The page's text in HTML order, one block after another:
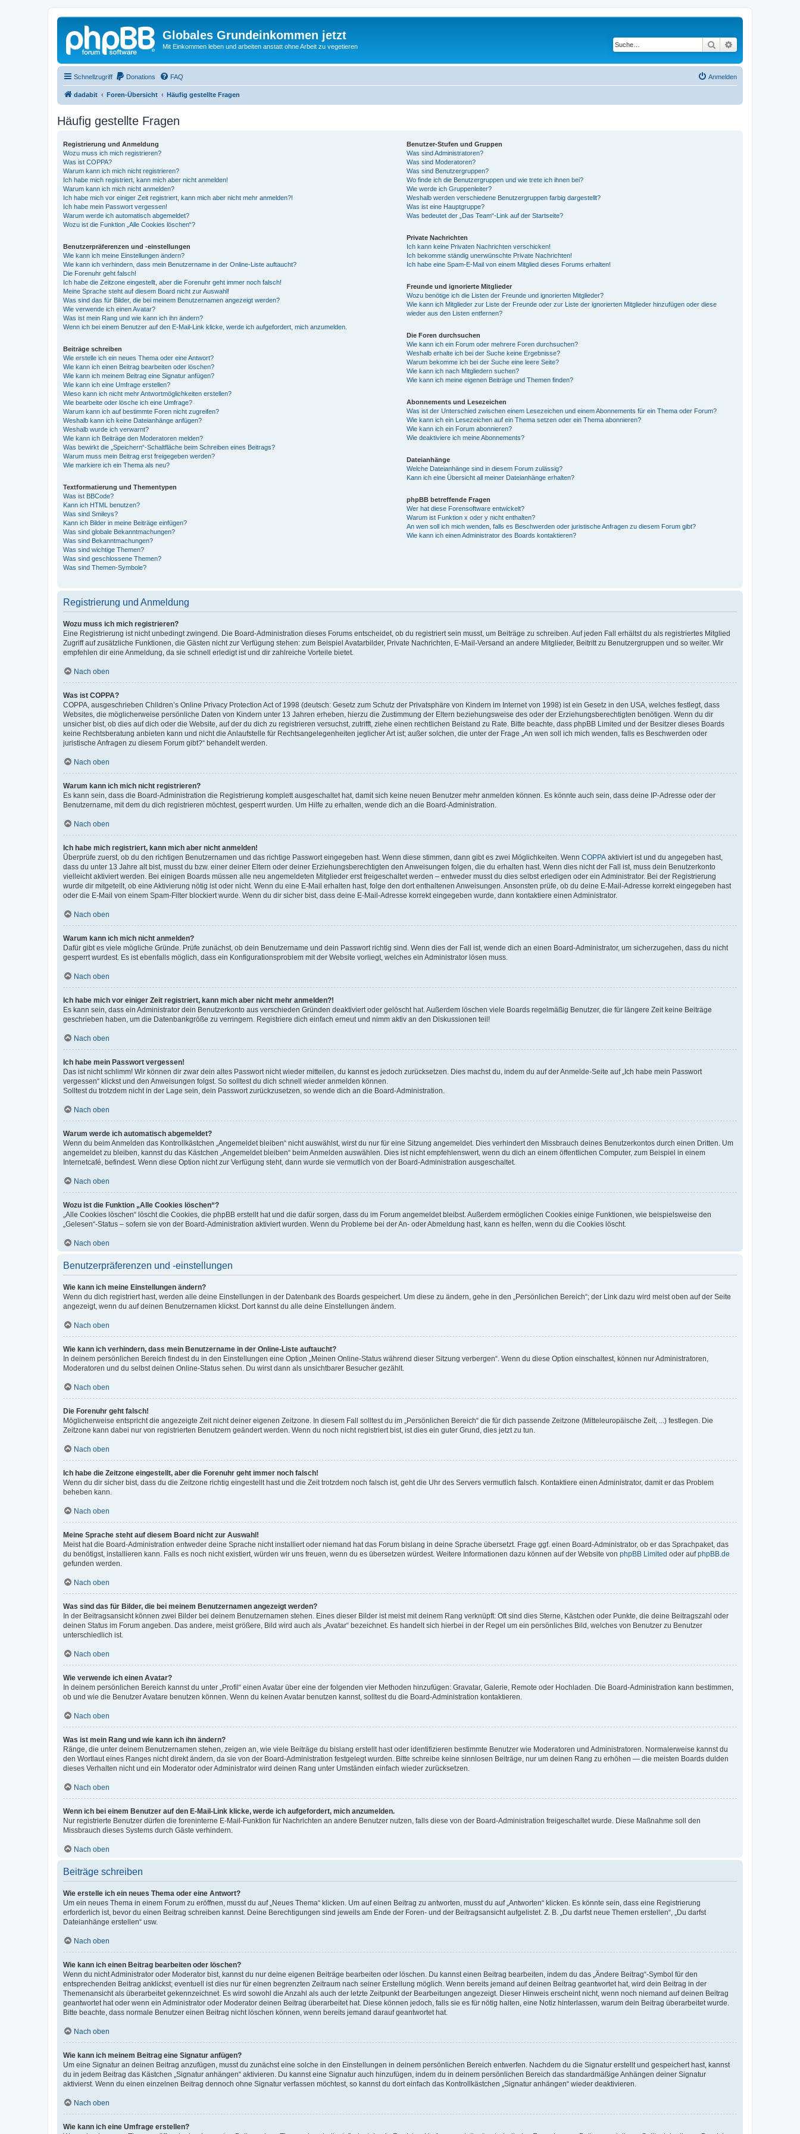
Globales Grundeinkommen jetzt
Mit Einkommen leben und arbeiten anstatt ohne Arbeit zu vegetieren Suche
Schnellzugriff Donations FAQ Anmelden
dadabit Foren-Übersicht Häufig gestellte Fragen
Häufig gestellte Fragen
Registrierung und Anmeldung
Wozu muss ich mich registrieren?
Was ist COPPA?
Warum kann ich mich nicht registrieren?
Ich habe mich registriert, kann mich aber nicht anmelden!
Warum kann ich mich nicht anmelden?
Ich habe mich vor einiger Zeit registriert, kann mich aber nicht mehr anmelden?!
Ich habe mein Passwort vergessen!
Warum werde ich automatisch abgemeldet?
Wozu ist die Funktion „Alle Cookies löschen“?
Benutzerpräferenzen und -einstellungen
Wie kann ich meine Einstellungen ändern?
Wie kann ich verhindern, dass mein Benutzername in der Online-Liste auftaucht?
Die Forenuhr geht falsch!
Ich habe die Zeitzone eingestellt, aber die Forenuhr geht immer noch falsch!
Meine Sprache steht auf diesem Board nicht zur Auswahl!
Was sind das für Bilder, die bei meinem Benutzernamen angezeigt werden?
Wie verwende ich einen Avatar?
Was ist mein Rang und wie kann ich ihn ändern?
Wenn ich bei einem Benutzer auf den E-Mail-Link klicke, werde ich aufgefordert, mich anzumelden.
Beiträge schreiben
Wie erstelle ich ein neues Thema oder eine Antwort?
Wie kann ich einen Beitrag bearbeiten oder löschen?
Wie kann ich meinem Beitrag eine Signatur anfügen?
Wie kann ich eine Umfrage erstellen?
Wieso kann ich nicht mehr Antwortmöglichkeiten erstellen?
Wie bearbeite oder lösche ich eine Umfrage?
Warum kann ich auf bestimmte Foren nicht zugreifen?
Weshalb kann ich keine Dateianhänge anfügen?
Weshalb wurde ich verwarnt?
Wie kann ich Beiträge den Moderatoren melden?
Was bewirkt die „Speichern“-Schaltfläche beim Schreiben eines Beitrags?
Warum muss mein Beitrag erst freigegeben werden?
Wie markiere ich ein Thema als neu?
Textformatierung und Thementypen
Was ist BBCode?
Kann ich HTML benutzen?
Was sind Smileys?
Kann ich Bilder in meine Beiträge einfügen?
Was sind globale Bekanntmachungen?
Was sind Bekanntmachungen?
Was sind wichtige Themen?
Was sind geschlossene Themen?
Was sind Themen-Symbole?
Benutzer-Stufen und Gruppen
Was sind Administratoren?
Was sind Moderatoren?
Was sind Benutzergruppen?
Wo finde ich die Benutzergruppen und wie trete ich ihnen bei?
Wie werde ich Gruppenleiter?
Weshalb werden verschiedene Benutzergruppen farbig dargestellt?
Was ist eine Hauptgruppe?
Was bedeutet der „Das Team“-Link auf der Startseite?
Private Nachrichten
Ich kann keine Privaten Nachrichten verschicken!
Ich bekomme ständig unerwünschte Private Nachrichten!
Ich habe eine Spam-E-Mail von einem Mitglied dieses Forums erhalten!
Freunde und ignorierte Mitglieder
Wozu benötige ich die Listen der Freunde und ignorierten Mitglieder?
Wie kann ich Mitglieder zur Liste der Freunde oder zur Liste der ignorierten Mitglieder hinzufügen oder diese
wieder aus den Listen entfernen?
Die Foren durchsuchen
Wie kann ich ein Forum oder mehrere Foren durchsuchen?
Weshalb erhalte ich bei der Suche keine Ergebnisse?
Warum bekomme ich bei der Suche eine leere Seite?
Wie kann ich nach Mitgliedern suchen?
Wie kann ich meine eigenen Beiträge und Themen finden?
Abonnements und Lesezeichen
Was ist der Unterschied zwischen einem Lesezeichen und einem Abonnements für ein Thema oder Forum?
Wie kann ich ein Lesezeichen auf ein Thema setzen oder ein Thema abonnieren?
Wie kann ich ein Forum abonnieren?
Wie deaktiviere ich meine Abonnements?
Dateianhänge
Welche Dateianhänge sind in diesem Forum zulässig?
Kann ich eine Übersicht all meiner Dateianhänge erhalten?
phpBB betreffende Fragen
Wer hat diese Forensoftware entwickelt?
Warum ist Funktion x oder y nicht enthalten?
An wen soll ich mich wenden, falls es Beschwerden oder juristische Anfragen zu diesem Forum gibt?
Wie kann ich einen Administrator des Boards kontaktieren?
Registrierung und Anmeldung
Wozu muss ich mich registrieren?
Eine Registrierung ist nicht unbedingt zwingend. Die Board-Administration dieses Forums entscheidet, ob du registriert sein musst, um Beiträge zu schreiben. Auf jeden Fall erhältst du als registriertes Mitglied
Zugriff auf zusätzliche Funktionen, die Gästen nicht zur Verfügung stehen: zum Beispiel Avatarbilder, Private Nachrichten, E-Mail-Versand an andere Mitglieder, Beitritt zu Benutzergruppen und so weiter. Wir
empfehlen dir eine Anmeldung, da sie schnell erledigt ist und dir zahlreiche Vorteile bietet.
Nach oben
Was ist COPPA?
COPPA, ausgeschrieben Children’s Online Privacy Protection Act of 1998 (deutsch: Gesetz zum Schutz der Privatsphäre von Kindern im Internet von 1998) ist ein Gesetz in den USA, welches festlegt, dass
Websites, die möglicherweise persönliche Daten von Kindern unter 13 Jahren erheben, hierzu die Zustimmung der Eltern beziehungsweise des oder der Erziehungsberechtigten benötigen. Wenn du dir
unsicher bist, ob dies auf dich oder die Website, auf der du dich zu registrieren versuchst, zutrifft, ziehe einen rechtlichen Beistand zu Rate. Bitte beachte, dass phpBB Limited und der Besitzer dieses Boards
keine Rechtsberatung anbieten kann und nicht die Anlaufstelle für Rechtsangelegenheiten jeglicher Art ist; außer solchen, die unter der Frage „An wen soll ich mich wenden, falls es Beschwerden oder
juristische Anfragen zu diesem Forum gibt?“ behandelt werden.
Nach oben
Warum kann ich mich nicht registrieren?
Es kann sein, dass die Board-Administration die Registrierung komplett ausgeschaltet hat, damit sich keine neuen Benutzer mehr anmelden können. Es könnte auch sein, dass deine IP-Adresse oder der
Benutzername, mit dem du dich registrieren möchtest, gesperrt wurden. Um Hilfe zu erhalten, wende dich an die Board-Administration.
Nach oben
Ich habe mich registriert, kann mich aber nicht anmelden!
Überprüfe zuerst, ob du den richtigen Benutzernamen und das richtige Passwort eingegeben hast. Wenn diese stimmen, dann gibt es zwei Möglichkeiten. Wenn COPPA aktiviert ist und du angegeben hast,
dass du unter 13 Jahre alt bist, musst du bzw. einer deiner Eltern oder deiner Erziehungsberechtigten den Anweisungen folgen, die du erhalten hast. Wenn dies nicht der Fall ist, muss dein Benutzerkonto
vielleicht aktiviert werden. Bei einigen Boards müssen alle neu angemeldeten Mitglieder erst freigeschaltet werden – entweder musst du dies selbst erledigen oder ein Administrator. Bei der Registrierung
wurde dir mitgeteilt, ob eine Aktivierung nötig ist oder nicht. Wenn du eine E-Mail erhalten hast, folge den dort enthaltenen Anweisungen. Ansonsten prüfe, ob du deine E-Mail-Adresse korrekt eingegeben hast
oder die E-Mail von einem Spam-Filter blockiert wurde. Wenn du dir sicher bist, dass deine E-Mail-Adresse korrekt eingegeben wurde, dann kontaktiere einen Administrator.
Nach oben
Warum kann ich mich nicht anmelden?
Dafür gibt es viele mögliche Gründe. Prüfe zunächst, ob dein Benutzername und dein Passwort richtig sind. Wenn dies der Fall ist, wende dich an einen Board-Administrator, um sicherzugehen, dass du nicht
gesperrt wurdest. Es ist ebenfalls möglich, dass ein Konfigurationsproblem mit der Website vorliegt, welches ein Administrator lösen muss.
Nach oben
Ich habe mich vor einiger Zeit registriert, kann mich aber nicht mehr anmelden?!
Es kann sein, dass ein Administrator dein Benutzerkonto aus verschieden Gründen deaktiviert oder gelöscht hat. Außerdem löschen viele Boards regelmäßig Benutzer, die für längere Zeit keine Beiträge
geschrieben haben, um die Datenbankgröße zu verringern. Registriere dich einfach erneut und nimm aktiv an den Diskussionen teil!
Nach oben
Ich habe mein Passwort vergessen!
Das ist nicht schlimm! Wir können dir zwar dein altes Passwort nicht wieder mitteilen, du kannst es jedoch zurücksetzen. Dies machst du, indem du auf der Anmelde-Seite auf „Ich habe mein Passwort
vergessen“ klickst und den Anweisungen folgst. So solltest du dich schnell wieder anmelden können.
Solltest du trotzdem nicht in der Lage sein, dein Passwort zurückzusetzen, so wende dich an die Board-Administration.
Nach oben
Warum werde ich automatisch abgemeldet?
Wenn du beim Anmelden das Kontrollkästchen „Angemeldet bleiben“ nicht auswählst, wirst du nur für eine Sitzung angemeldet. Dies verhindert den Missbrauch deines Benutzerkontos durch einen Dritten. Um
angemeldet zu bleiben, kannst du das Kästchen „Angemeldet bleiben“ beim Anmelden auswählen. Dies ist nicht empfehlenswert, wenn du dich an einem öffentlichen Computer, zum Beispiel in einem
Internetcafé, befindest. Wenn diese Option nicht zur Verfügung steht, dann wurde sie vermutlich von der Board-Administration ausgeschaltet.
Nach oben
Wozu ist die Funktion „Alle Cookies löschen“?
„Alle Cookies löschen“ löscht die Cookies, die phpBB erstellt hat und die dafür sorgen, dass du im Forum angemeldet bleibst. Außerdem ermöglichen Cookies einige Funktionen, wie beispielsweise den
„Gelesen“-Status – sofern sie von der Board-Administration aktiviert wurden. Wenn du Probleme bei der An- oder Abmeldung hast, kann es helfen, wenn du die Cookies löscht.
Nach oben
Benutzerpräferenzen und -einstellungen
Wie kann ich meine Einstellungen ändern?
Wenn du dich registriert hast, werden alle deine Einstellungen in der Datenbank des Boards gespeichert. Um diese zu ändern, gehe in den „Persönlichen Bereich“; der Link dazu wird meist oben auf der Seite
angezeigt, wenn du auf deinen Benutzernamen klickst. Dort kannst du alle deine Einstellungen ändern.
Nach oben
Wie kann ich verhindern, dass mein Benutzername in der Online-Liste auftaucht?
In deinem persönlichen Bereich findest du in den Einstellungen eine Option „Meinen Online-Status während dieser Sitzung verbergen“. Wenn du diese Option einschaltest, können nur Administratoren,
Moderatoren und du selbst deinen Online-Status sehen. Du wirst dann als unsichtbarer Besucher gezählt.
Nach oben
Die Forenuhr geht falsch!
Möglicherweise entspricht die angezeigte Zeit nicht deiner eigenen Zeitzone. In diesem Fall solltest du im „Persönlichen Bereich“ die für dich passende Zeitzone (Mitteleuropäische Zeit, ...) festlegen. Die
Zeitzone kann dabei nur von registrierten Benutzern geändert werden. Wenn du noch nicht registriert bist, ist dies ein guter Grund, dies jetzt zu tun.
Nach oben
Ich habe die Zeitzone eingestellt, aber die Forenuhr geht immer noch falsch!
Wenn du dir sicher bist, dass du die Zeitzone richtig eingestellt hast und die Zeit trotzdem noch falsch ist, geht die Uhr des Servers vermutlich falsch. Kontaktiere einen Administrator, damit er das Problem
beheben kann.
Nach oben
Meine Sprache steht auf diesem Board nicht zur Auswahl!
Meist hat die Board-Administration entweder deine Sprache nicht installiert oder niemand hat das Forum bislang in deine Sprache übersetzt. Frage ggf. einen Board-Administrator, ob er das Sprachpaket, das
du benötigst, installieren kann. Falls es noch nicht existiert, würden wir uns freuen, wenn du es übersetzen würdest. Weitere Informationen dazu können auf der Website von phpBB Limited oder aufphpBB.de
gefunden werden.
Nach oben
Was sind das für Bilder, die bei meinem Benutzernamen angezeigt werden?
In der Beitragsansicht können zwei Bilder bei deinem Benutzernamen stehen. Eines dieser Bilder ist meist mit deinem Rang verknüpft: Oft sind dies Sterne, Kästchen oder Punkte, die deine Beitragszahl oder
deinen Status im Forum angeben. Das andere, meist größere, Bild wird auch als „Avatar“ bezeichnet. Es handelt sich hierbei in der Regel um ein persönliches Bild, welches von Benutzer zu Benutzer
unterschiedlich ist.
Nach oben
Wie verwende ich einen Avatar?
In deinem persönlichen Bereich kannst du unter „Profil“ einen Avatar über eine der folgenden vier Methoden hinzufügen: Gravatar, Galerie, Remote oder Hochladen. Die Board-Administration kann bestimmen,
ob und wie die Benutzer Avatare benutzen können. Wenn du keinen Avatar benutzen kannst, solltest du die Board-Administration kontaktieren.
Nach oben
Was ist mein Rang und wie kann ich ihn ändern?
Ränge, die unter deinem Benutzernamen stehen, zeigen an, wie viele Beiträge du bislang erstellt hast oder identifizieren bestimmte Benutzer wie Moderatoren und Administratoren. Normalerweise kannst du
den Wortlaut eines Ranges nicht direkt ändern, da sie von der Board-Administration festgelegt wurden. Bitte schreibe keine sinnlosen Beiträge, nur um deinen Rang zu erhöhen — die meisten Boards dulden
dieses Verhalten nicht und ein Moderator oder Administrator wird deinen Rang unter Umständen einfach wieder zurücksetzen.
Nach oben
Wenn ich bei einem Benutzer auf den E-Mail-Link klicke, werde ich aufgefordert, mich anzumelden.
Nur registrierte Benutzer dürfen die foreninterne E-Mail-Funktion für Nachrichten an andere Benutzer nutzen, falls diese von der Board-Administration freigeschaltet wurde. Diese Maßnahme soll den
Missbrauch dieses Systems durch Gäste verhindern.
Nach oben
Beiträge schreiben
Wie erstelle ich ein neues Thema oder eine Antwort?
Um ein neues Thema in einem Forum zu eröffnen, musst du auf „Neues Thema“ klicken. Um auf einen Beitrag zu antworten, musst du auf „Antworten“ klicken. Es könnte sein, dass eine Registrierung
erforderlich ist, bevor du einen Beitrag schreiben kannst. Deine Berechtigungen sind jeweils am Ende der Foren- und der Beitragsansicht aufgelistet. Z. B. „Du darfst neue Themen erstellen“, „Du darfst
Dateianhänge erstellen“ usw.
Nach oben
Wie kann ich einen Beitrag bearbeiten oder löschen?
Wenn du nicht Administrator oder Moderator bist, kannst du nur deine eigenen Beiträge bearbeiten oder löschen. Du kannst einen Beitrag bearbeiten, indem du das „Ändere Beitrag“-Symbol für den
entsprechenden Beitrag anklickst; eventuell ist dies nur für einen begrenzten Zeitraum nach seiner Erstellung möglich. Wenn bereits jemand auf deinen Beitrag geantwortet hat, wird dein Beitrag in der
Themenansicht als überarbeitet gekennzeichnet. Es wird sowohl die Anzahl als auch der letzte Zeitpunkt der Bearbeitungen angezeigt. Dieser Hinweis erscheint nicht, wenn noch niemand auf deinen Beitrag
geantwortet hat oder wenn ein Administrator oder Moderator deinen Beitrag überarbeitet hat. Diese können jedoch, falls sie es für nötig halten, eine Notiz hinterlassen, warum dein Beitrag überarbeitet wurde.
Bitte beachte, dass normale Benutzer einen Beitrag nicht löschen können, wenn bereits jemand darauf geantwortet hat.
Nach oben
Wie kann ich meinem Beitrag eine Signatur anfügen?
Um eine Signatur an deinen Beitrag anzufügen, musst du zunächst eine solche in den Einstellungen in deinem persönlichen Bereich entwerfen. Nachdem du die Signatur erstellt und gespeichert hast, kannst
du in jedem Beitrag das Kästchen „Signatur anhängen“ aktivieren. Du kannst eine Signatur auch hinzufügen, indem du in deinem persönlichen Bereich das standardmäßige Anhängen deiner Signatur
aktivierst. Wenn du einen einzelnen Beitrag dennoch ohne Signatur verfassen möchtest, so kannst du dort einfach das Kontrollkästchen „Signatur anhängen“ wieder deaktivieren.
Nach oben
Wie kann ich eine Umfrage erstellen?